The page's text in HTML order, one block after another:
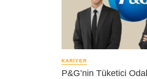
KARIYER
P&G’nin Tüketici